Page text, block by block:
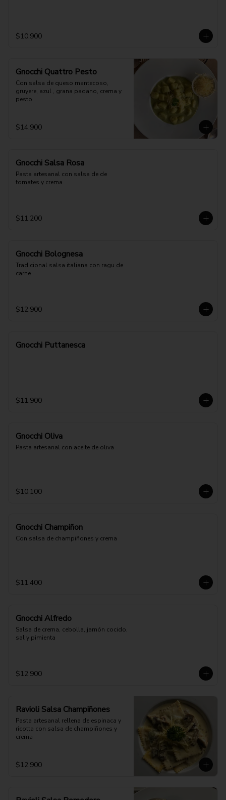
$10.900
Gnocchi Quattro Pesto
Con salsa de queso mantecoso,
gruyere, azul , grana padano, crema y
pesto
$14.900
Gnocchi Salsa Rosa
Pasta artesanal con salsa de de
tomates y crema
$11.200
Gnocchi Bolognesa
Tradicional salsa italiana con ragu de
carne
$12.900
Gnocchi Puttanesca
$11.900
Gnocchi Oliva
Pasta artesanal con aceite de oliva
$10.100
Gnocchi Champiñon
Con salsa de champiñones y crema
$11.400
Gnocchi Alfredo
Salsa de crema, cebolla, jamón cocido,
sal y pimienta
$12.900
Ravioli Salsa Champiñones
Pasta artesanal rellena de espinaca y
ricotta con salsa de champiñones y
crema
$12.900